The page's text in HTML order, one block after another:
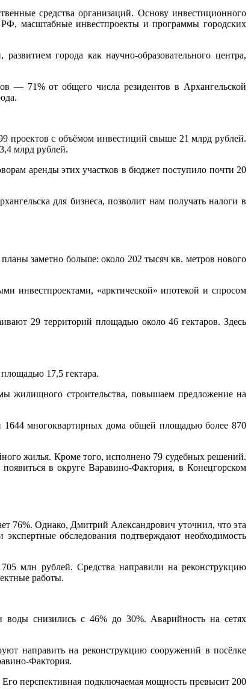
средства организаций. Основу инвестиционного
масштабные инвестпроекты и программы городских
города как научно-образовательного центра,
— 71% от общего числа резидентов в Архангельской
проектов с объёмом инвестиций свыше 21 млрд рублей.
млрд рублей.
аренды этих участков в бюджет поступило почти 20
для бизнеса, позволит нам получать налоги в
заметно больше: около 202 тысяч кв. метров нового
инвестпроектами, «арктической» ипотекой и спросом
29 территорий площадью около 46 гектаров. Здесь
17,5 гектара.
жилищного строительства, повышаем предложение на
1644 многоквартирных дома общей площадью более 870
жилья. Кроме того, исполнено 79 судебных решений.
в округе Варавино-Фактория, в Конецгорском
76%. Однако, Дмитрий Александрович уточнил, что эта
обследования подтверждают необходимость
млн рублей. Средства направили на реконструкцию
работы.
воды снизились с 46% до 30%. Аварийность на сетях
направить на реконструкцию сооружений в посёлке
Фактория.
перспективная подключаемая мощность превысит 200